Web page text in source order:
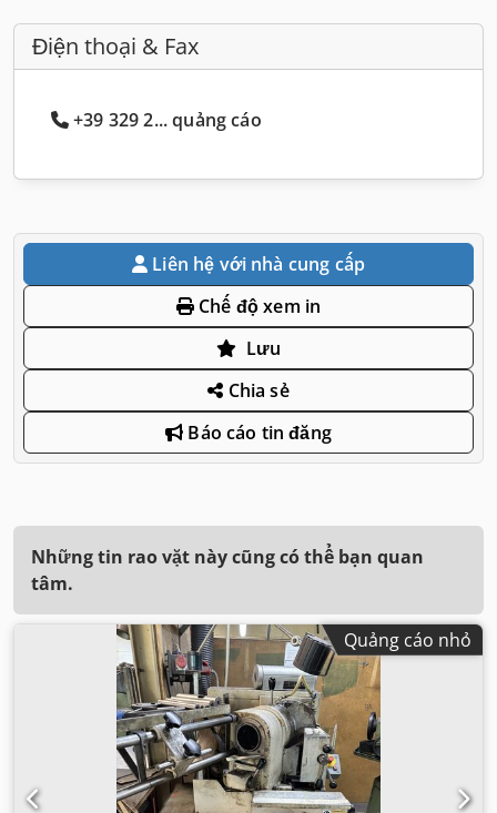
Điện thoại & Fax
+39 329 2... quảng cáo
Liên hệ với nhà cung cấp
Chế độ xem in
Lưu
Chia sẻ
Báo cáo tin đăng
Những tin rao vặt này cũng có thể bạn quan
tâm.
Quảng cáo nhỏ